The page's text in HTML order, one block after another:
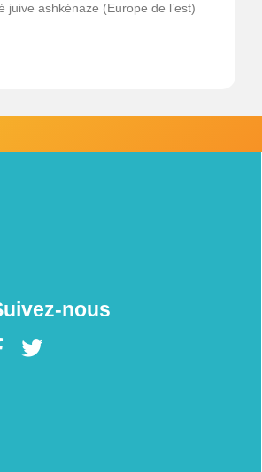
juive ashkénaze (Europe de l’est)
nous